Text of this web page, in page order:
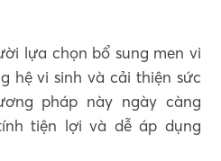
lựa chọn bổ sung men vi
hệ vi sinh và cải thiện sức
pháp này ngày càng
tiện lợi và dễ áp dụng